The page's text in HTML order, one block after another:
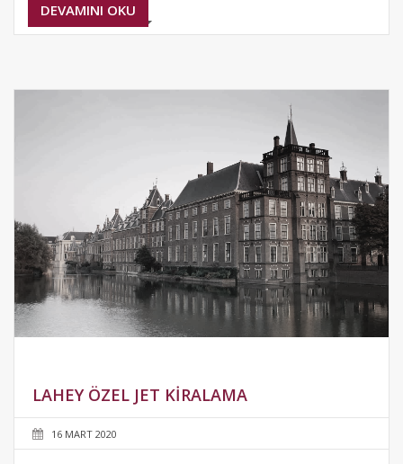
DEVAMINI OKU
LAHEY ÖZEL JET KIRALAMA
16 MART 2020